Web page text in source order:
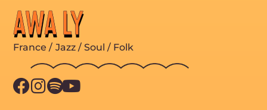
AWA LY
France / Jazz / Soul / Folk